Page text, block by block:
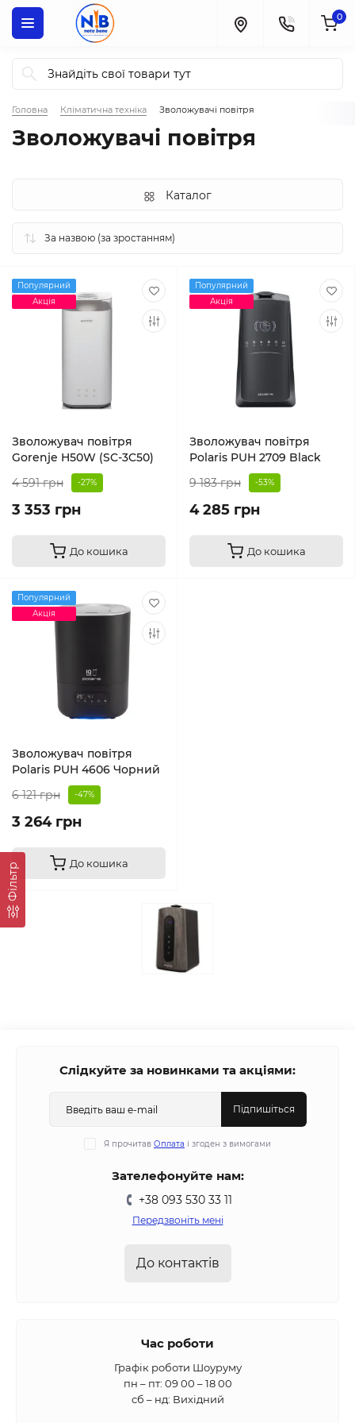
0
Головна Кліматична техніка Зволожувачі повітря
Фільтр
Зволожувачі повітря
Каталог
Популярний
Акція
Зволожувач повітря
Gorenje H50W (SC-3C50)
4 591 грн
-27%
3 353 грн
До кошика
Популярний
Акція
Зволожувач повітря
Polaris PUH 2709 Black
9 183 грн
-53%
4 285 грн
До кошика
Популярний
Акція
Зволожувач повітря
Polaris PUH 4606 Чорний
6 121 грн
-47%
3 264 грн
До кошика
Слідкуйте за новинками та акціями:
Підпишіться
Я прочитав Оплата і згоден з вимогами
Зателефонуйте нам:
+38 093 530 33 11
Передзвоніть мені
До контактів
Час роботи
Графік роботи Шоуруму
пн – пт: 09 00 – 18 00
сб – нд: Вихідний